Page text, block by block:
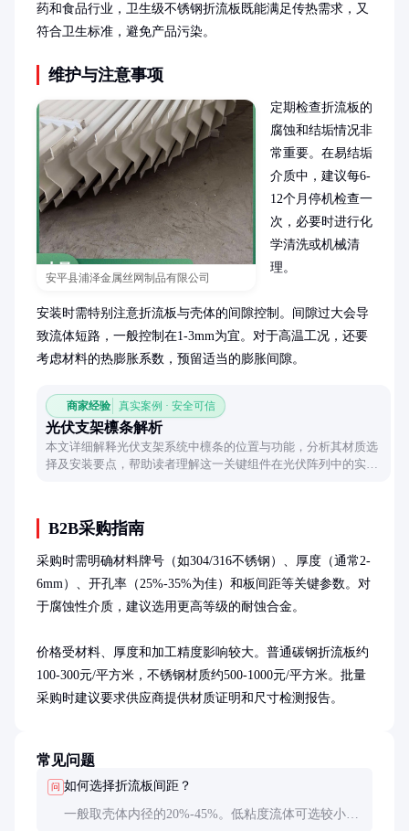
药和食品行业，卫生级不锈钢折流板既能满足传热需求，又
符合卫生标准，避免产品污染。
维护与注意事项
安平县浦泽金属丝网制品有限公司
定期检查折流板的
腐蚀和结垢情况非
常重要。在易结垢
介质中，建议每6-
12个月停机检查一
次，必要时进行化
学清洗或机械清
理。
安装时需特别注意折流板与壳体的间隙控制。间隙过大会导
致流体短路，一般控制在1-3mm为宜。对于高温工况，还要
考虑材料的热膨胀系数，预留适当的膨胀间隙。
商家经验 真实案例 · 安全可信
光伏支架檩条解析
本文详细解释光伏支架系统中檩条的位置与功能，分析其材质选
择及安装要点，帮助读者理解这一关键组件在光伏阵列中的实际
B2B采购指南
采购时需明确材料牌号（如304/316不锈钢）、厚度（通常2-
6mm）、开孔率（25%-35%为佳）和板间距等关键参数。对
于腐蚀性介质，建议选用更高等级的耐蚀合金。
价格受材料、厚度和加工精度影响较大。普通碳钢折流板约
100-300元/平方米，不锈钢材质约500-1000元/平方米。批量
采购时建议要求供应商提供材质证明和尺寸检测报告。
常见问题
问 如何选择折流板间距？
一般取壳体内径的20%-45%。低粘度流体可选较小间